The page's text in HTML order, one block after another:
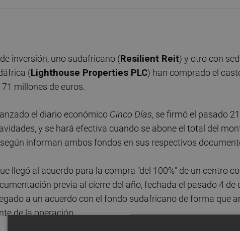
inversión, uno sudafricano (Resilient Reit) y otro con
(Lighthouse Properties PLC) han comprado el
millones de euros.
el diario económico Cinco Días, se firmó el pasado
y se hará efectiva cuando se abone el total del
informan ambos fondos en sus respectivos
llegó al acuerdo para la compra "del 100%" de un centro
previa al cierre del año, fechada el pasado 4 de
a un acuerdo con el fondo sudafricano de forma que
de la operación.